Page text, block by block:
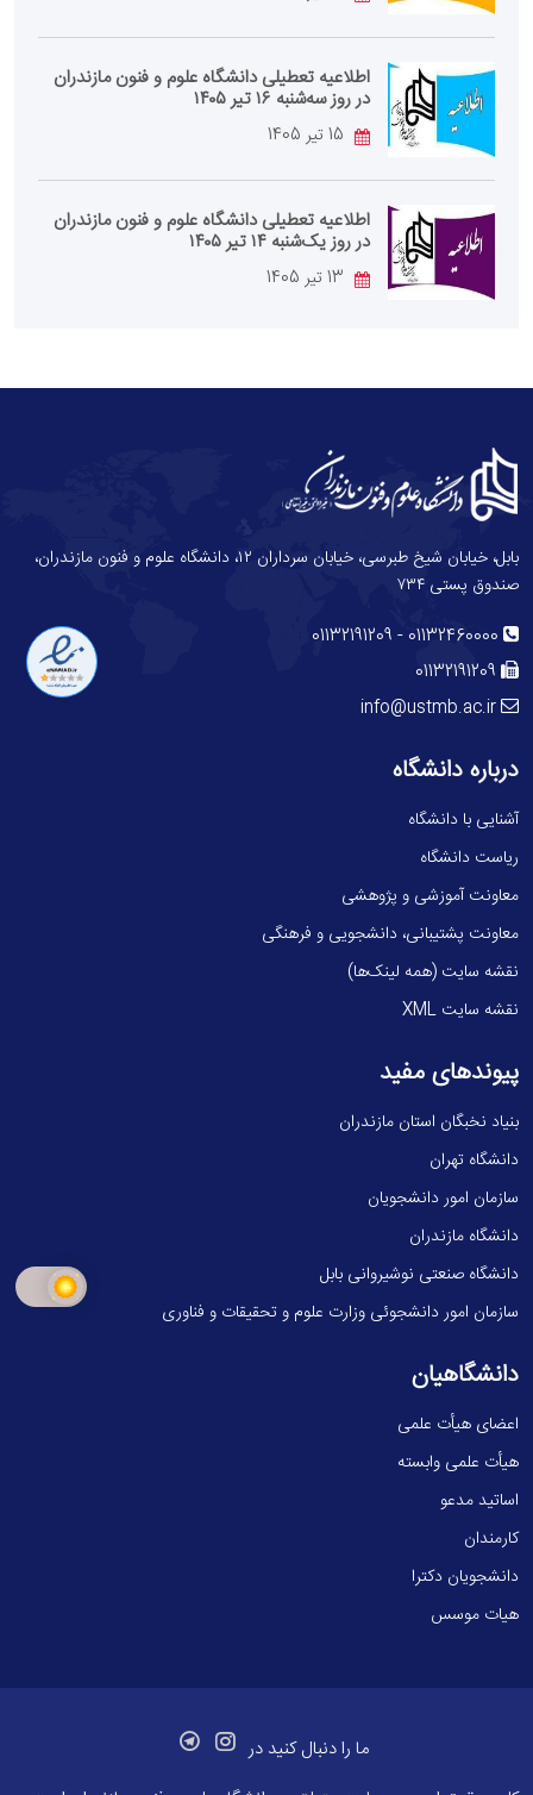
اطلاعیه تعطیلی دانشگاه علوم و فنون مازندران
در روز سه‌شنبه ۱۶ تیر ۱۴۰۵
اطلاعیه تعطیلی دانشگاه علوم و فنون مازندران
در روز یک‌شنبه ۱۴ تیر ۱۴۰۵
بابل، خیابان شیخ طبرسی، خیابان سرداران ۱۲، دانشگاه علوم و فنون مازندران،
صندوق پستی ۷۳۴
01132460000
-
01132191209
01132191209
info@ustmb.ac.ir
درباره دانشگاه
آشنایی با دانشگاه
ریاست دانشگاه
معاونت آموزشی و پژوهشی
معاونت پشتیبانی، دانشجویی و فرهنگی
نقشه سایت (همه لینک‌ها)
نقشه سایت XML
پیوندهای مفید
بنیاد نخبگان استان مازندران
دانشگاه تهران
سازمان امور دانشجویان
دانشگاه مازندران
دانشگاه صنعتی نوشیروانی بابل
سازمان امور دانشجوئی وزارت علوم و تحقیقات و فناوری
دانشگاهیان
اعضای هیأت علمی
هیأت علمی وابسته
اساتید مدعو
کارمندان
دانشجویان دکترا
هیات موسس
ما را دنبال کنید در